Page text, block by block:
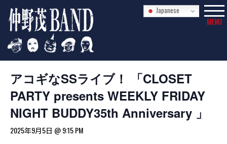
MENU
« イベント一覧
このイベントは終了しました。
アコギなSSライブ！ 「CLOSET
PARTY presents WEEKLY FRIDAY
NIGHT BUDDY35th Anniversary 」
2025年9月5日 @ 9:15 PM
Japanese